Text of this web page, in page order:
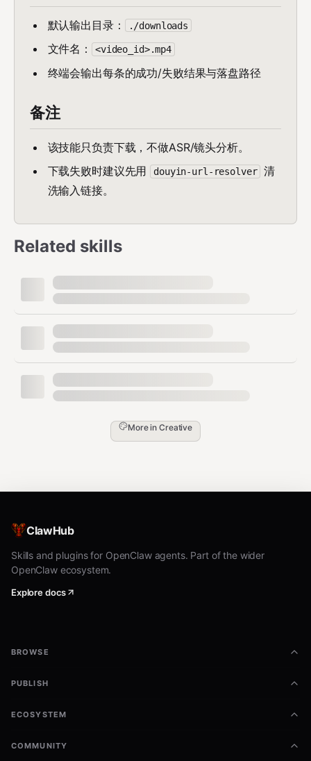
默认输出目录： ./downloads
文件名： <video_id>.mp4
终端会输出每条的成功/失败结果与落盘路径
备注
该技能只负责下载，不做ASR/镜头分析。
下载失败时建议先用
douyin-url-resolver 清
洗输入链接。
Related skills
More in Creative
ClawHub
Skills and plugins for OpenClaw agents. Part of the wider
OpenClaw ecosystem.
Explore docs
BROWSE
PUBLISH
ECOSYSTEM
COMMUNITY